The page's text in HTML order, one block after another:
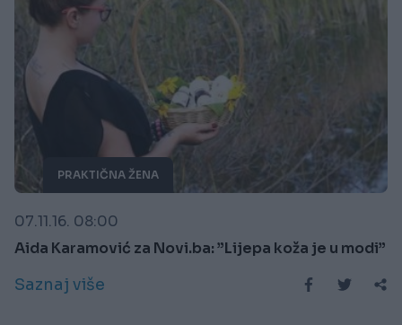
PRAKTIČNA ŽENA
07.11.16. 08:00
Aida Karamović za Novi.ba: ”Lijepa koža je u modi”
Saznaj više